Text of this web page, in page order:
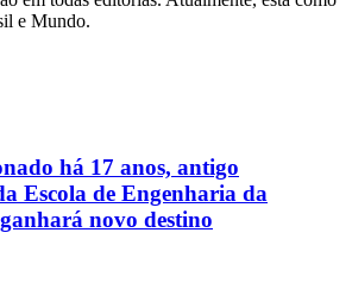
e Mundo.
há 17 anos, antigo
Escola de Engenharia da
novo destino